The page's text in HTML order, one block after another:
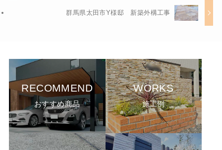
群馬県太田市Y様邸 新築外構工事
RECOMMEND
おすすめ商品
WORKS
施工例